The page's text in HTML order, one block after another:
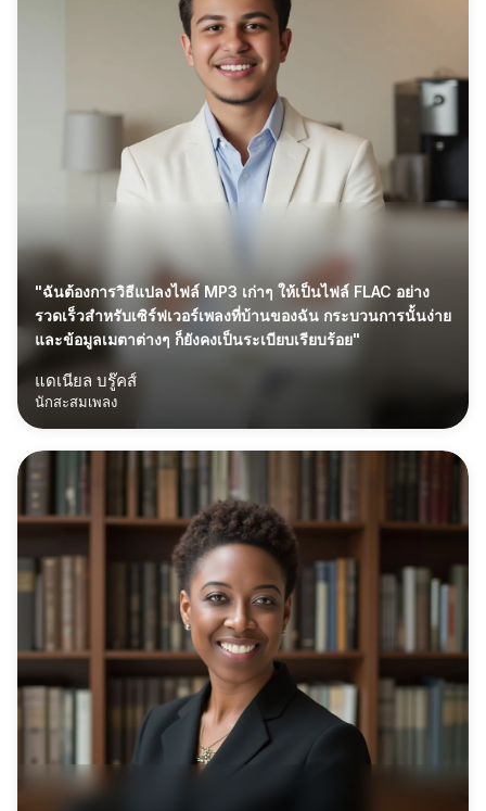
"ฉันต้องการวิธีแปลงไฟล์ MP3 เก่าๆ ให้เป็นไฟล์ FLAC อย่าง
รวดเร็วสำหรับเซิร์ฟเวอร์เพลงที่บ้านของฉัน กระบวนการนั้นง่าย
และข้อมูลเมตาต่างๆ ก็ยังคงเป็นระเบียบเรียบร้อย"
แดเนียล บรู๊คส์
นักสะสมเพลง